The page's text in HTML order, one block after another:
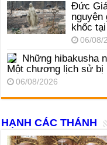
Đức
nguyện
khốc
06/08/
Những hibakusha
Một chương lịch sử bị
06/08/2026
HẠNH CÁC THÁNH